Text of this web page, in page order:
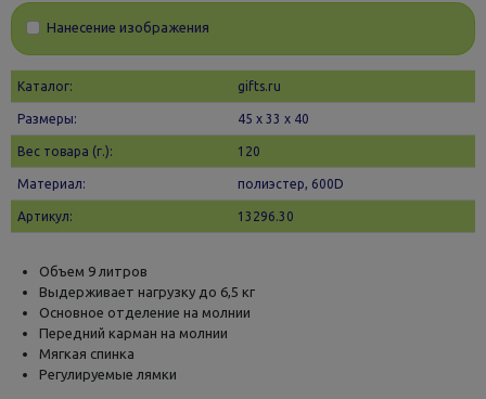
Нанесение изображения
Каталог: gifts.ru
Размеры: 45 х 33 x 40
Вес товара (г.): 120
Материал: полиэстер, 600D
Артикул: 13296.30
Объем 9 литров
Выдерживает нагрузку до 6,5 кг
Основное отделение на молнии
Передний карман на молнии
Мягкая спинка
Регулируемые лямки